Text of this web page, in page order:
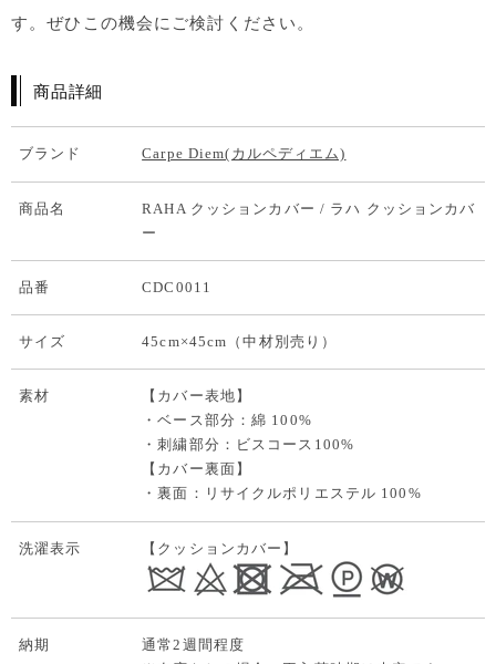
す。ぜひこの機会にご検討ください。
商品詳細
ブランド Carpe Diem(カルペディエム)
商品名
RAHA クッションカバー / ラハ クッションカバ
ー
品番 CDC0011
サイズ 45cm×45cm（中材別売り）
素材
【カバー表地】
・ベース部分：綿 100%
・刺繍部分：ビスコース100%
【カバー裏面】
・裏面：リサイクルポリエステル 100%
洗濯表示 【クッションカバー】
納期
通常2週間程度